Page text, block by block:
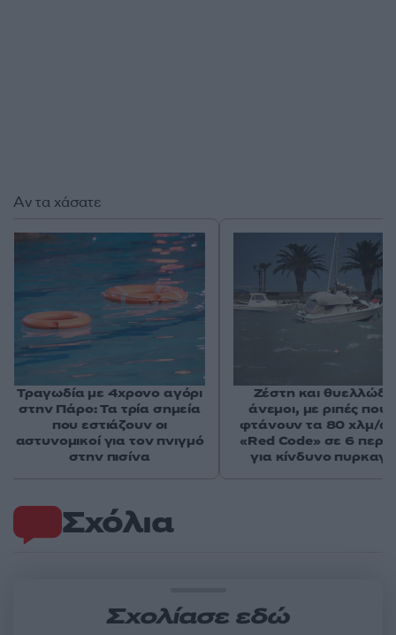
Σχόλια
Σχολίασε εδώ
Αν τα χάσατε
Τραγωδία με 4χρονο αγόρι
στην Πάρο: Τα τρία σημεία
που εστιάζουν οι
αστυνομικοί για τον πνιγμό
στην πισίνα
Ζέστη και
άνεμοι, με ριπές που
φτάνουν τα 80 χλμ/
«Red Code» σε 6
για κίνδυνο